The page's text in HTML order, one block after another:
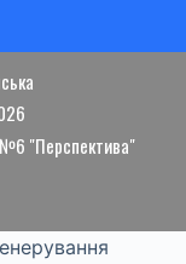
№6 "Перспектива"